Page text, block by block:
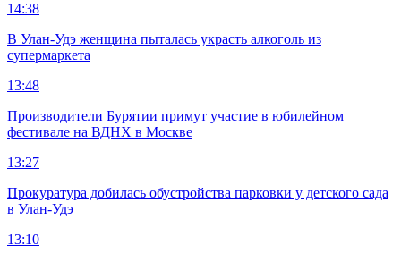
14:38
В Улан-Удэ женщина пыталась украсть алкоголь из
супермаркета
13:48
Производители Бурятии примут участие в юбилейном
фестивале на ВДНХ в Москве
13:27
Прокуратура добилась обустройства парковки у детского сада
в Улан-Удэ
13:10